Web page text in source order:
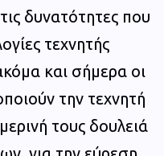
δυνατότητες που
τεχνητής
και σήμερα οι
την τεχνητή
τους δουλειά